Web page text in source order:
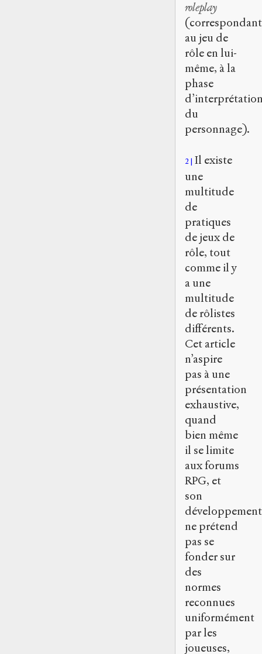
roleplay
(correspondant
au jeu de
rôle en lui-
même, à la
phase
du
personnage).
2 Il existe
une
multitude
de
pratiques
de jeux de
rôle, tout
comme il y
a une
multitude
de rôlistes
différents.
Cet article
n’aspire
pas à une
présentation
exhaustive,
quand
bien même
il se limite
aux forums
RPG, et
son
développement
ne prétend
pas se
fonder sur
des
normes
reconnues
uniformément
par les
joueuses,